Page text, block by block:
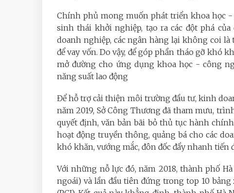
Chính phủ mong muốn phát triển khoa học
sinh thái khởi nghiệp, tạo ra các đột phá
doanh nghiệp, các ngân hàng lại không coi
để vay vốn. Do vậy, để góp phần tháo gỡ khó
mở đường cho ứng dụng khoa học - công
năng suất lao động
Để hỗ trợ cải thiện môi trường đầu tư, kinh
năm 2019, Sở Công Thương đã tham mưu,
quyết định, văn bản bãi bỏ thủ tục hành
hoạt động truyền thông, quảng bá cho các
khó khăn, vướng mắc, đôn đốc đẩy nhanh tiến
Với những nỗ lực đó, năm 2018, thành phố
ngoái) và lần đầu tiên đứng trong top 10